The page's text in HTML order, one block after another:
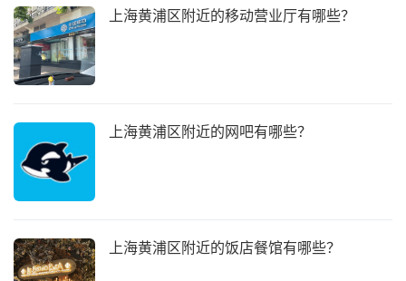
上海黄浦区附近的移动营业厅有哪些？
上海黄浦区附近的网吧有哪些？
上海黄浦区附近的饭店餐馆有哪些？